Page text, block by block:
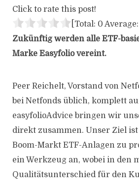
Click to rate this post!
[Total: 0 Average:
Zukünftig werden alle ETF-
Marke Easyfolio vereint.
Peer Reichelt, Vorstand von
bei Netfonds üblich, komplett
easyfolioAdvice bringen wir
direkt zusammen. Unser Ziel
Boom-Markt ETF-Anlagen zu
ein Werkzeug an, wobei in den
Qualitätsunterschied für den